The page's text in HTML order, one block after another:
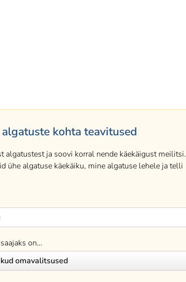
kohta teavitused
algatustest ja soovi korral nende käekäigust meilitsi.
ühe algatuse käekäiku, mine algatuse lehele ja telli
on…